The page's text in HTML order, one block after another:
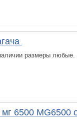
размеры любые.
6500 MG6500